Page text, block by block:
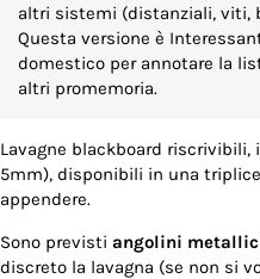
altri sistemi (distanziali, viti,
Questa versione è
domestico per annotare la
altri promemoria.
Lavagne blackboard riscrivibili,
5mm), disponibili in una
appendere.
Sono previsti angolini
discreto la lavagna (se non si